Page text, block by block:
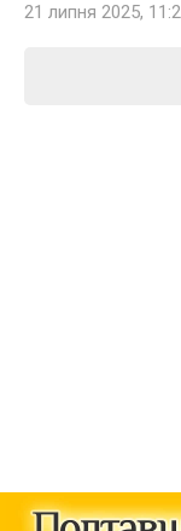
21 липня 2025,